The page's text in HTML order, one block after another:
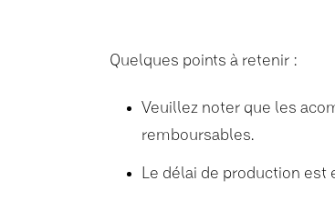
Quelques points à retenir :
Veuillez noter que les
remboursables.
Le délai de production